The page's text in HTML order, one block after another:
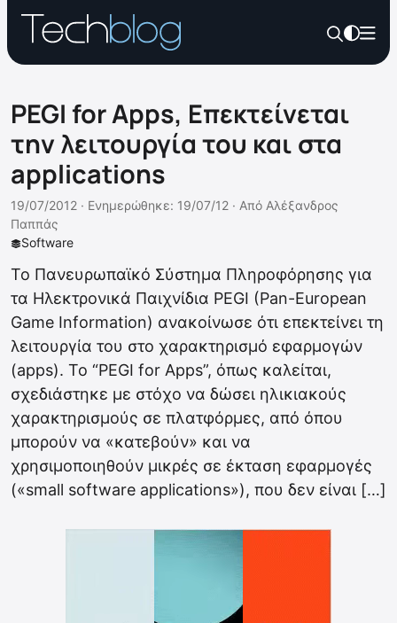
PEGI for Apps, Επεκτείνεται
την λειτουργία του και στα
applications
Software
19/07/2012 · Ενημερώθηκε: 19/07/12 · Από Αλέξανδρος
Παππάς
Το Πανευρωπαϊκό Σύστημα Πληροφόρησης για
τα Ηλεκτρονικά Παιχνίδια PEGI (Pan-European
Game Information) ανακοίνωσε ότι επεκτείνει τη
λειτουργία του στο χαρακτηρισμό εφαρμογών
(apps). To “PEGI for Apps”, όπως καλείται,
σχεδιάστηκε με στόχο να δώσει ηλικιακούς
χαρακτηρισμούς σε πλατφόρμες, από όπου
μπορούν να «κατεβούν» και να
χρησιμοποιηθούν μικρές σε έκταση εφαρμογές
(«small software applications»), που δεν είναι […]